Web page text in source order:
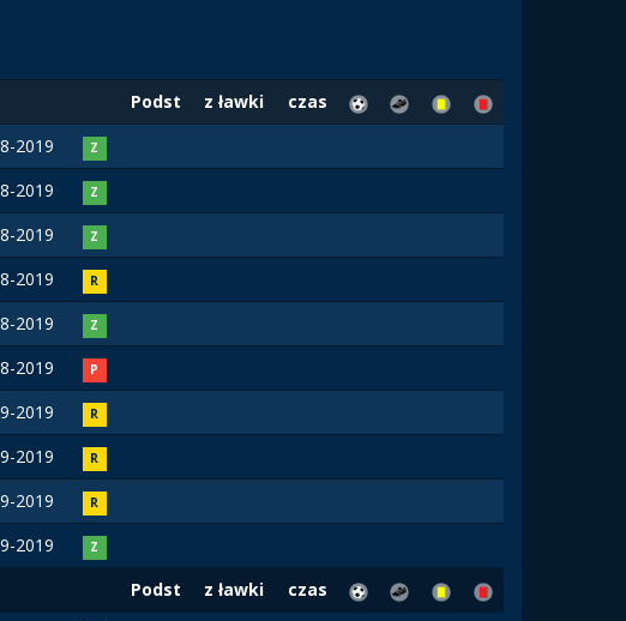
Podst z ławki
czas
2019 Z
2019 Z
2019 Z
2019 R
2019 Z
2019 P
2019 R
2019 R
2019 R
2019 Z
Podst z ławki
czas